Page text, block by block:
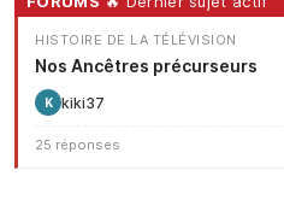
HISTOIRE DE LA TÉLÉVISION
Nos Ancêtres précurseurs
K kiki37
25 réponses